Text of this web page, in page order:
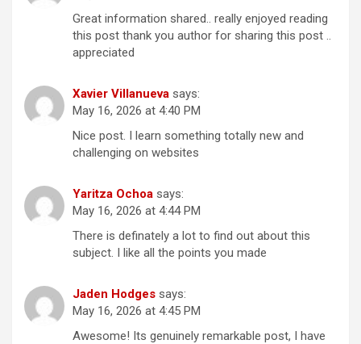
Great information shared.. really enjoyed reading
this post thank you author for sharing this post ..
appreciated
Xavier Villanueva says:
May 16, 2026 at 4:40 PM
Nice post. I learn something totally new and
challenging on websites
Yaritza Ochoa says:
May 16, 2026 at 4:44 PM
There is definately a lot to find out about this
subject. I like all the points you made
Jaden Hodges says:
May 16, 2026 at 4:45 PM
Awesome! Its genuinely remarkable post, I have